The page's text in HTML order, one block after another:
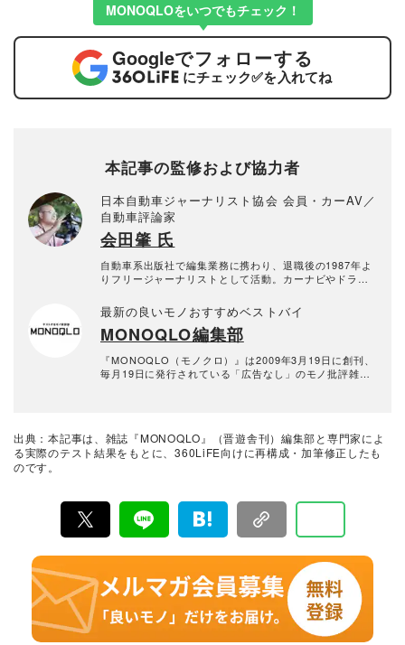
MONOQLOをいつでもチェック！
Googleでフォローする
にチェック✅を入れてね
本記事の監修および協力者
日本自動車ジャーナリスト協会 会員・カーAV／
自動車評論家
会田肇 氏
自動車系出版社で編集業務に携わり、退職後の1987年よ
りフリージャーナリストとして活動。カーナビやドライ
動運転の取材・執筆を行う。一方で、ビデオカメラやデ
ジタルカメラの評論活動も。大の旅行好きでもある。日
本自動車ジャーナリスト協会会員。デジタルカメラグラ
ンプリ審査員。
最新の良いモノおすすめベストバイ
MONOQLO編集部
『MONOQLO（モノクロ）』は2009年3月19日に創刊、
毎月19日に発行されている「広告なし」のモノ批評雑誌
に良いモノ」だけを厳選して紹介。編集長・山田和樹を
中心に、11名以上の編集体制で日々の検証・記事制作を
出典：本記事は、雑誌『MONOQLO』（晋遊舎刊）編集部と専門家によ
る実際のテスト結果をもとに、360LiFE向けに再構成・加筆修正したも
のです。